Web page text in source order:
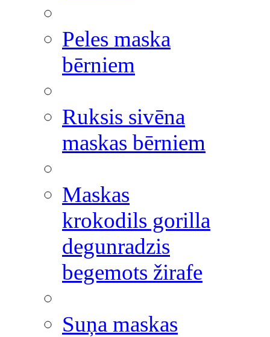
Peles maska
bērniem
Ruksis sivēna
maskas bērniem
Maskas
krokodils gorilla
degunradzis
begemots žirafe
Suņa maskas